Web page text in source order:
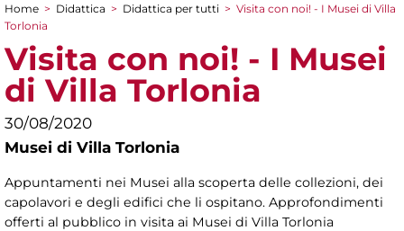
Tu sei qui
Home > Didattica > Didattica per tutti > Visita con noi! - I Musei di Villa
Torlonia
Visita con noi! - I Musei
di Villa Torlonia
30/08/2020
Musei di Villa Torlonia
Appuntamenti nei Musei alla scoperta delle collezioni, dei
capolavori e degli edifici che li ospitano. Approfondimenti
offerti al pubblico in visita ai Musei di Villa Torlonia